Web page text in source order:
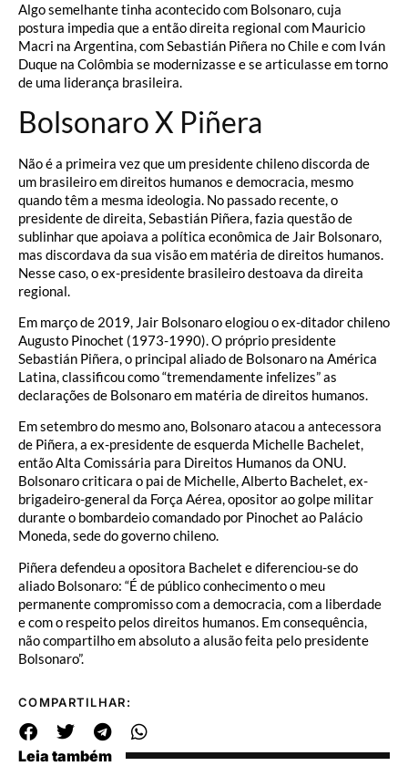
Algo semelhante tinha acontecido com Bolsonaro, cuja
postura impedia que a então direita regional com Mauricio
Macri na Argentina, com Sebastián Piñera no Chile e com Iván
Duque na Colômbia se modernizasse e se articulasse em torno
de uma liderança brasileira.
Bolsonaro X Piñera
Não é a primeira vez que um presidente chileno discorda de
um brasileiro em direitos humanos e democracia, mesmo
quando têm a mesma ideologia. No passado recente, o
presidente de direita, Sebastián Piñera, fazia questão de
sublinhar que apoiava a política econômica de Jair Bolsonaro,
mas discordava da sua visão em matéria de direitos humanos.
Nesse caso, o ex-presidente brasileiro destoava da direita
regional.
Em março de 2019, Jair Bolsonaro elogiou o ex-ditador chileno
Augusto Pinochet (1973-1990). O próprio presidente
Sebastián Piñera, o principal aliado de Bolsonaro na América
Latina, classificou como “tremendamente infelizes” as
declarações de Bolsonaro em matéria de direitos humanos.
Em setembro do mesmo ano, Bolsonaro atacou a antecessora
de Piñera, a ex-presidente de esquerda Michelle Bachelet,
então Alta Comissária para Direitos Humanos da ONU.
Bolsonaro criticara o pai de Michelle, Alberto Bachelet, ex-
brigadeiro-general da Força Aérea, opositor ao golpe militar
durante o bombardeio comandado por Pinochet ao Palácio
Moneda, sede do governo chileno.
Piñera defendeu a opositora Bachelet e diferenciou-se do
aliado Bolsonaro: “É de público conhecimento o meu
permanente compromisso com a democracia, com a liberdade
e com o respeito pelos direitos humanos. Em consequência,
não compartilho em absoluto a alusão feita pelo presidente
Bolsonaro”.
COMPARTILHAR:
Leia também